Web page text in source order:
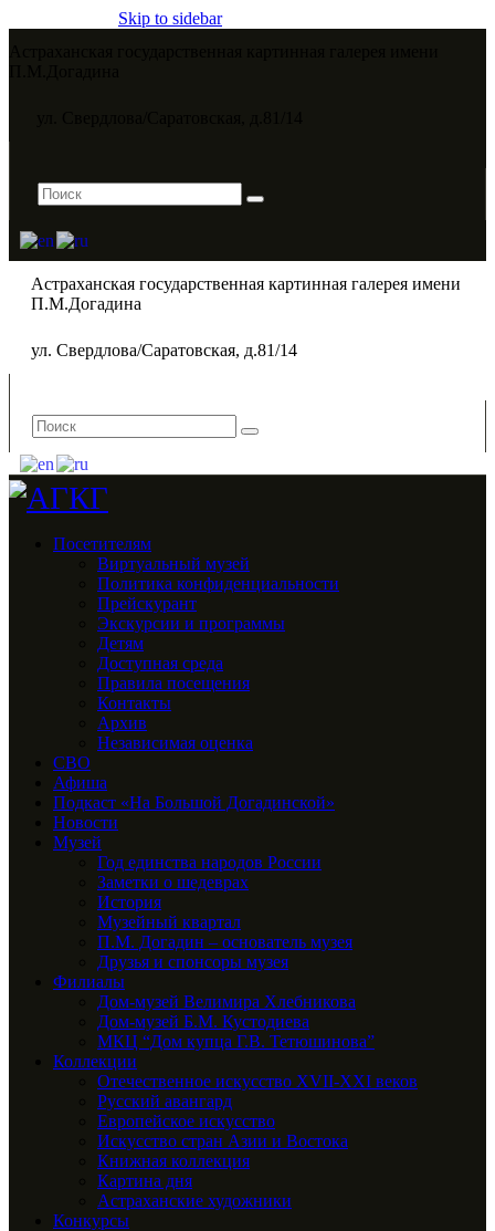
Skip to sidebar
Астраханская государственная картинная галерея имени
П.М.Догадина​
ул. Свердлова/Саратовская, д.81/14
Посетителям
Виртуальный музей
Политика конфиденциальности
Прейскурант
Экскурсии и программы
Детям
Доступная среда
Правила посещения
Контакты
Архив
Независимая оценка
СВО
Афиша
Подкаст «На Большой Догадинской»
Новости
Музей
Год единства народов России
Заметки о шедеврах
История
Музейный квартал
П.М. Догадин – основатель музея
Друзья и спонсоры музея
Филиалы
Дом-музей Велимира Хлебникова
Дом-музей Б.М. Кустодиева
МКЦ “Дом купца Г.В. Тетюшинова”
Коллекции
Отечественное искусство XVII-XXI веков
Русский авангард
Европейское искусство
Искусство стран Азии и Востока
Книжная коллекция
Картина дня
Астраханские художники
Конкурсы